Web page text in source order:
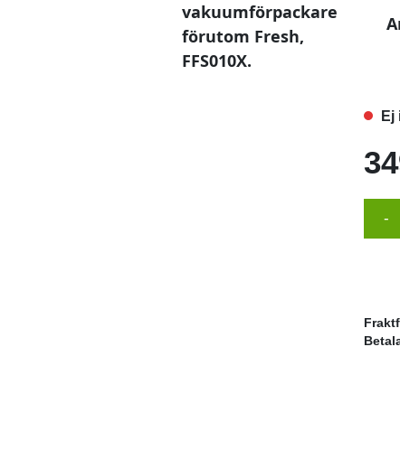
vakuumförpackare
förutom Fresh,
FFS010X.